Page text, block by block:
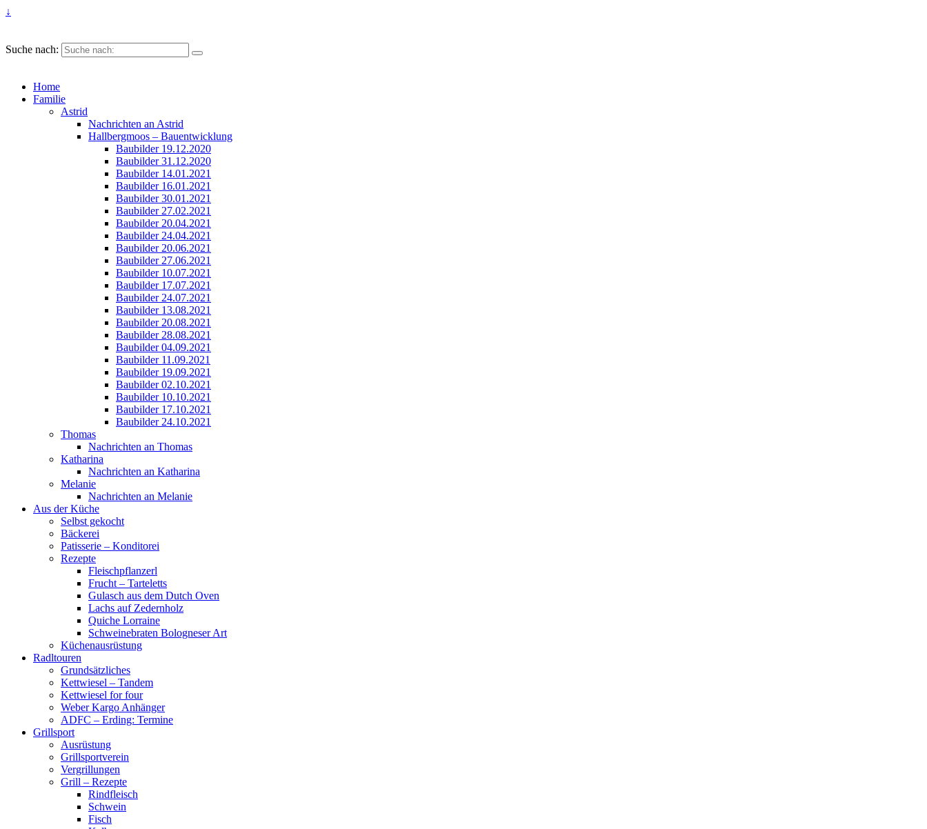
↓
Suche nach:
Home
Familie
Astrid
Nachrichten an Astrid
Hallbergmoos – Bauentwicklung
Baubilder 19.12.2020
Baubilder 31.12.2020
Baubilder 14.01.2021
Baubilder 16.01.2021
Baubilder 30.01.2021
Baubilder 27.02.2021
Baubilder 20.04.2021
Baubilder 24.04.2021
Baubilder 20.06.2021
Baubilder 27.06.2021
Baubilder 10.07.2021
Baubilder 17.07.2021
Baubilder 24.07.2021
Baubilder 13.08.2021
Baubilder 20.08.2021
Baubilder 28.08.2021
Baubilder 04.09.2021
Baubilder 11.09.2021
Baubilder 19.09.2021
Baubilder 02.10.2021
Baubilder 10.10.2021
Baubilder 17.10.2021
Baubilder 24.10.2021
Thomas
Nachrichten an Thomas
Katharina
Nachrichten an Katharina
Melanie
Nachrichten an Melanie
Aus der Küche
Selbst gekocht
Bäckerei
Patisserie – Konditorei
Rezepte
Fleischpflanzerl
Frucht – Tarteletts
Gulasch aus dem Dutch Oven
Lachs auf Zedernholz
Quiche Lorraine
Schweinebraten Bologneser Art
Küchenausrüstung
Radltouren
Grundsätzliches
Kettwiesel – Tandem
Kettwiesel for four
Weber Kargo Anhänger
ADFC – Erding: Termine
Grillsport
Ausrüstung
Grillsportverein
Vergrillungen
Grill – Rezepte
Rindfleisch
Schwein
Fisch